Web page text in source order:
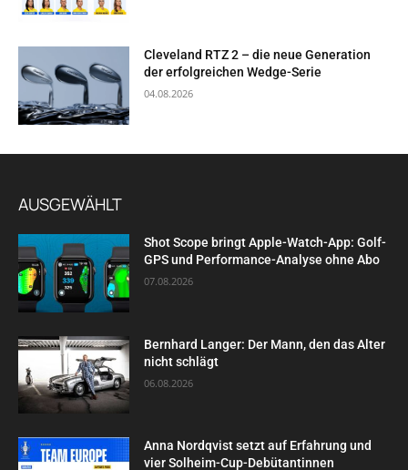
Cleveland RTZ 2 – die neue Generation
der erfolgreichen Wedge-Serie
04.08.2026
AUSGEWÄHLT
Shot Scope bringt Apple-Watch-App: Golf-
GPS und Performance-Analyse ohne Abo
07.08.2026
Bernhard Langer: Der Mann, den das Alter
nicht schlägt
06.08.2026
Anna Nordqvist setzt auf Erfahrung und
vier Solheim-Cup-Debütantinnen